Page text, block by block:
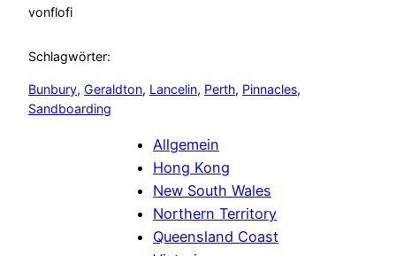
vonflofi
Schlagwörter:
Bunbury, Geraldton, Lancelin, Perth, Pinnacles
Sandboarding
Allgemein
Hong Kong
New South Wales
Northern Territory
Queensland Coast